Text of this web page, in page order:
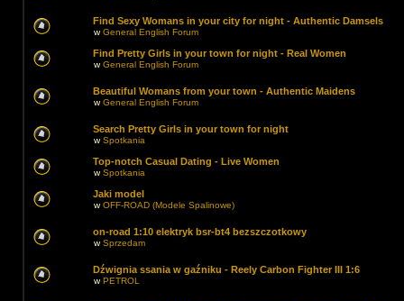
Find Sexy Womans in your city for night - Authentic Damsels
wGeneral English Forum
Find Pretty Girls in your town for night - Real Women
wGeneral English Forum
Beautiful Womans from your town - Authentic Maidens
wGeneral English Forum
Search Pretty Girls in your town for night
wSpotkania
Top-notch Сasual Dating - Live Women
wSpotkania
Jaki model
wOFF-ROAD (Modele Spalinowe)
on-road 1:10 elektryk bsr-bt4 bezszczotkowy
wSprzedam
Dźwignia ssania w gaźniku - Reely Carbon Fighter III 1:6
wPETROL